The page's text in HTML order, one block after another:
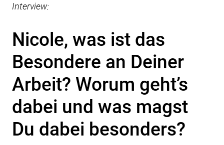
Interview:
Nicole, was ist das
Besondere an Deiner
Arbeit? Worum geht’s
dabei und was magst
Du dabei besonders?